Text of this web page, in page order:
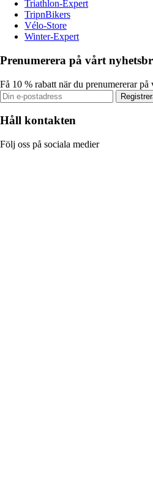
Triathlon-Expert
TripnBikers
Vélo-Store
Winter-Expert
Prenumerera på vårt
Få 10 % rabatt när du prenumererar på
Håll kontakten
Följ oss på sociala medier